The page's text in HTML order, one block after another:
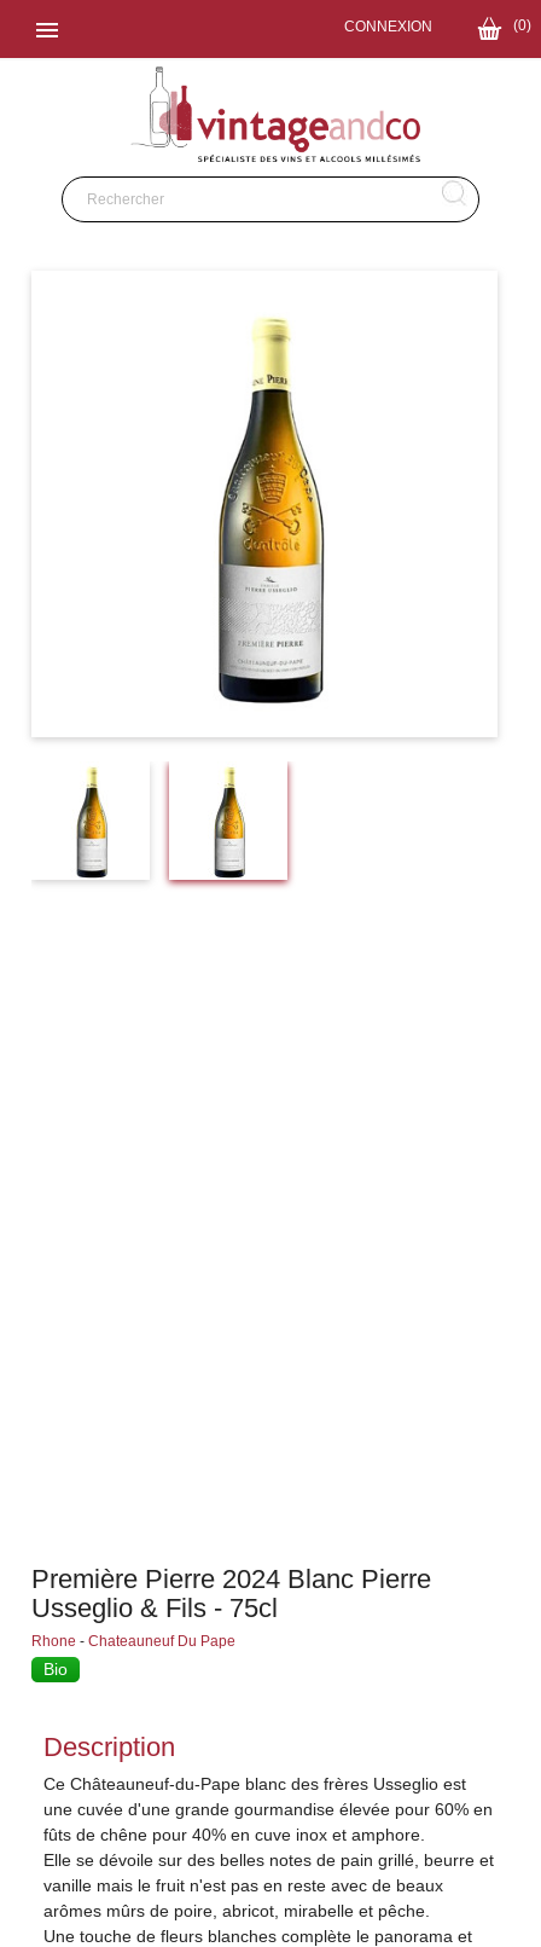
 (0)
CONNEXION
Première Pierre 2024 Blanc Pierre
Usseglio & Fils - 75cl
Rhone -Chateauneuf Du Pape
Bio
Description
Ce Châteauneuf-du-Pape blanc des frères Usseglio est
une cuvée d'une grande gourmandise élevée pour 60% en
fûts de chêne pour 40% en cuve inox et amphore.
Elle se dévoile sur des belles notes de pain grillé, beurre et
vanille mais le fruit n'est pas en reste avec de beaux
arômes mûrs de poire, abricot, mirabelle et pêche.
Une touche de fleurs blanches complète le panorama et